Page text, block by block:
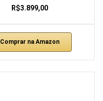
R$3.899,00
Comprar na Amazon